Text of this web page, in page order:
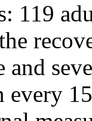
119
and
every